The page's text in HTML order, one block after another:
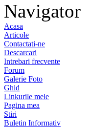
Navigator
Acasa
Articole
Contactati-ne
Descarcari
Intrebari frecvente
Forum
Galerie Foto
Ghid
Linkurile mele
Pagina mea
Stiri
Buletin Informativ